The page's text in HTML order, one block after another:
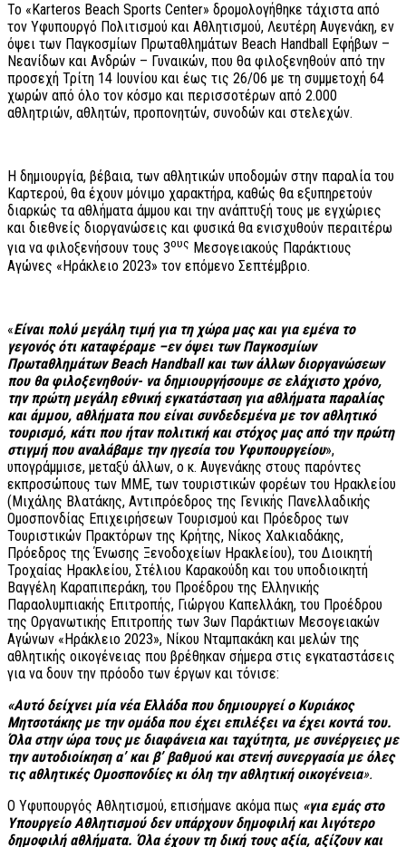
Το «Karteros Beach Sports Center» δρομολογήθηκε τάχιστα από
τον Υφυπουργό Πολιτισμού και Αθλητισμού, Λευτέρη Αυγενάκη, εν
όψει των Παγκοσμίων Πρωταθλημάτων Beach Handball Εφήβων –
Νεανίδων και Ανδρών – Γυναικών, που θα φιλοξενηθούν από την
προσεχή Τρίτη 14 Ιουνίου και έως τις 26/06 με τη συμμετοχή 64
χωρών από όλο τον κόσμο και περισσοτέρων από 2.000
αθλητριών, αθλητών, προπονητών, συνοδών και στελεχών.
Η δημιουργία, βέβαια, των αθλητικών υποδομών στην παραλία του
Καρτερού, θα έχουν μόνιμο χαρακτήρα, καθώς θα εξυπηρετούν
διαρκώς τα αθλήματα άμμου και την ανάπτυξή τους με εγχώριες
και διεθνείς διοργανώσεις και φυσικά θα ενισχυθούν περαιτέρω
για να φιλοξενήσουν τους 3ους Μεσογειακούς Παράκτιους
Αγώνες «Ηράκλειο 2023» τον επόμενο Σεπτέμβριο.
«Είναι πολύ μεγάλη τιμή για τη χώρα μας και για εμένα το
γεγονός ότι καταφέραμε –εν όψει των Παγκοσμίων
ΠρωταθλημάτωνBeach Handballκαι των άλλων διοργανώσεων
που θα φιλοξενηθούν- να δημιουργήσουμε σε ελάχιστο χρόνο,
την πρώτη μεγάλη εθνική εγκατάσταση για αθλήματα παραλίας
και άμμου, αθλήματα που είναι συνδεδεμένα με τον αθλητικό
τουρισμό, κάτι που ήταν πολιτική και στόχος μας από την πρώτη
στιγμή που αναλάβαμε την ηγεσία του Υφυπουργείου»,
υπογράμμισε, μεταξύ άλλων, ο κ. Αυγενάκης στους παρόντες
εκπροσώπους των ΜΜΕ, των τουριστικών φορέων του Ηρακλείου
(Μιχάλης Βλατάκης, Αντιπρόεδρος της Γενικής Πανελλαδικής
Ομοσπονδίας Επιχειρήσεων Τουρισμού και Πρόεδρος των
Τουριστικών Πρακτόρων της Κρήτης, Νίκος Χαλκιαδάκης,
Πρόεδρος της Ένωσης Ξενοδοχείων Ηρακλείου), του Διοικητή
Τροχαίας Ηρακλείου, Στέλιου Καρακούδη και του υποδιοικητή
Βαγγέλη Καραπιπεράκη, του Προέδρου της Ελληνικής
Παραολυμπιακής Επιτροπής, Γιώργου Καπελλάκη, του Προέδρου
της Οργανωτικής Επιτροπής των 3ων Παράκτιων Μεσογειακών
Αγώνων «Ηράκλειο 2023», Νίκου Νταμπακάκη και μελών της
αθλητικής οικογένειας που βρέθηκαν σήμερα στις εγκαταστάσεις
για να δουν την πρόοδο των έργων και τόνισε:
«Αυτό δείχνει μία νέα Ελλάδα που δημιουργεί ο Κυριάκος
Μητσοτάκης με την ομάδα που έχει επιλέξει να έχει κοντά του.
Όλα στην ώρα τους με διαφάνεια και ταχύτητα, με συνέργειες με
την αυτοδιοίκηση α’ και β’ βαθμού και στενή συνεργασία με όλες
τις αθλητικές Ομοσπονδίες κι όλη την αθλητική οικογένεια».
Ο Υφυπουργός Αθλητισμού, επισήμανε ακόμα πως «για εμάς στο
Υπουργείο Αθλητισμού δεν υπάρχουν δημοφιλή και λιγότερο
δημοφιλή αθλήματα. Όλα έχουν τη δική τους αξία, αξίζουν και